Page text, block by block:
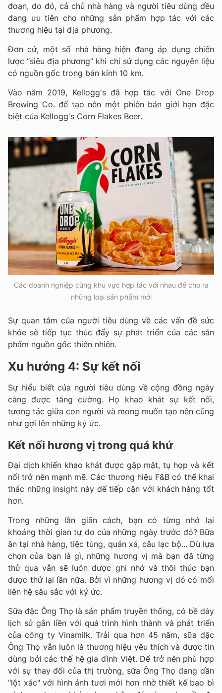
đoạn, do đó, cả chủ nhà hàng và người tiêu dùng đều
đang ưu tiên cho những sản phẩm hợp tác với các
thương hiệu tại địa phương.
Đơn cử, một số nhà hàng hiện đang áp dụng chiến
lược “siêu địa phương” khi chỉ sử dụng các nguyên liệu
có nguồn gốc trong bán kính 10 km.
Vào năm 2019, Kellogg's đã hợp tác với One Drop
Brewing Co. để tạo nên một phiên bản giới hạn đặc
biệt của Kellogg's Corn Flakes Beer.
Các doanh nghiệp cùng khu vực hợp tác với nhau để cho ra
những loại sản phẩm mới
Sự quan tâm của người tiêu dùng về các vấn đề sức
khỏe sẽ tiếp tục thúc đẩy sự phát triển của các sản
phẩm nguồn gốc thiên nhiên.
Xu hướng 4: Sự kết nối
Sự hiểu biết của người tiêu dùng về cộng đồng ngày
càng được tăng cường. Họ khao khát sự kết nối,
tương tác giữa con người và mong muốn tạo nên cũng
như gợi lên những ký ức.
Kết nối hương vị trong quá khứ
Đại dịch khiến khao khát được gặp mặt, tụ họp và kết
nối trở nên mạnh mẽ. Các thương hiệu F&B có thể khai
thác những insight này để tiếp cận với khách hàng tốt
hơn.
Trong những lần giãn cách, bạn có từng nhớ lại
khoảng thời gian tự do của những ngày trước đó? Bữa
ăn tại nhà hàng, tiệc tùng, quán xá, câu lạc bộ... Dù lựa
chọn của bạn là gì, những hương vị mà bạn đã từng
thử qua vẫn sẽ luôn được ghi nhớ và thôi thúc bạn
được thử lại lần nữa. Bởi vì những hương vị đó có mối
liên hệ sâu sắc với ký ức.
Sữa đặc Ông Thọ là sản phẩm truyền thống, có bề dày
lịch sử gắn liền với quá trình hình thành và phát triển
của công ty Vinamilk. Trải qua hơn 45 năm, sữa đặc
Ông Thọ vẫn luôn là thương hiệu yêu thích và được tin
dùng bởi các thế hệ gia đình Việt. Để trở nên phù hợp
với sự thay đổi của thị trường, sữa Ông Thọ đang dần
"lột xác" với hình ảnh tươi mới hơn nhờ thiết kế bao bì